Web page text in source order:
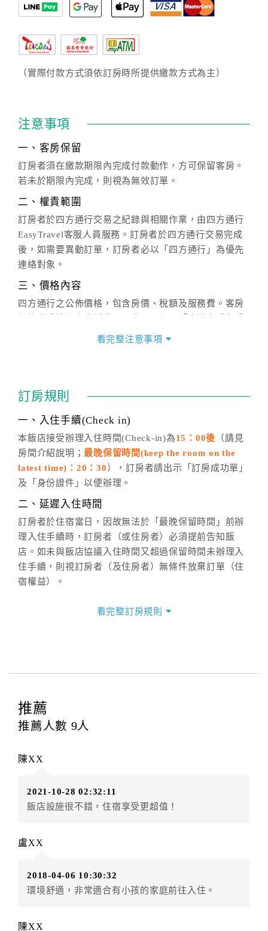
（實際付款方式須依訂房時所提供繳款方式為主）
注意事項
一、客房保留
訂房者須在繳款期限內完成付款動作，方可保留客房。
若未於期限內完成，則視為無效訂單。
二、權責範圍
訂房者於四方通行交易之紀錄與相關作業，由四方通行
EasyTravel客服人員服務。訂房者於四方通行交易完成
後，如需要異動訂單，訂房者必以「四方通行」為優先
連絡對象。
三、價格內容
四方通行之公佈價格，包含房價、稅額及服務費。客房
價」之當日價格為標準。
話方式異動訂單。
※非客服時間之申辦異動，皆為次日計算及辦理。
五、客服時間
週一至週日，上午9:00～晚上6:00
六、聯絡方式
(07)9682715 。
看完整注意事項
訂房規則
一、入住手續(Check in)
本飯店接受辦理入住時間(Check-in)為15：00後 （請見
房間介紹說明；最晚保留時間(keep the room on the
latest time)：20：30 ），訂房者請出示「訂房成功單」
及「身份證件」以便辦理。
二、延遲入住時間
訂房者於住宿當日，因故無法於「最晚保留時間」前辦
理入住手續時，訂房者（或住房者）必須提前告知飯
店。如未與飯店協議入住時間又超過保留時間未辦理入
住手續，則視訂房者（及住房者）無條件放棄訂單（住
宿權益）。
四、訂單異動
提出申辦不得異動訂單。
每筆訂單異動限定
辦理取消退款。
房者應補足差額。（限原訂飯店）
房者不得要求退其差額。（限原訂飯店）
額3個月
．訂房者使用「保留住宿金額」時，請注意！為避免飯
店客滿，敬請及早計畫，如逾時未提出申辦，視同無條
．每筆訂單異動限定乙次，限原訂飯店，異動完成後不
看完整訂房規則
推薦
推薦人數 9人
陳XX
2021-10-28 02:32:11
飯店設施很不錯，住宿享受更超值！
盧XX
2018-04-06 10:30:32
環境舒適，非常適合有小孩的家庭前往入住。
陳XX